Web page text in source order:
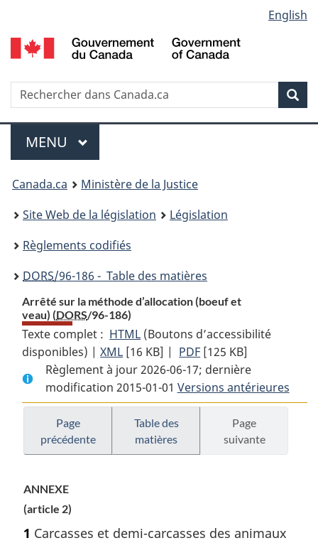
au
contenu
propos
de
la
HTML
simplifiée
selection
English
Recherche
Menu
MENU PRINCIPAL
You
are
here:
Canada.ca
Ministère de la Justice
Site Web de la législation
Législation
Règlements codifiés
DORS/96-186 - Table des matières
Arrêté sur la méthode d’allocation (boeuf et
veau) (DORS/96-186)
Texte complet : HTML Texte
complet
:
Arrêté
sur
la
méthode
d’allocation
(Boutons d’accessibilité
disponibles) |XML Texte
complet
:
Arrêté
sur
méthode
veau)
[16 KB] | PDF Texte
complet
:
Arrêté
veau)
[125 KB]
Règlement à jour 2026-06-17; dernière
modification 2015-01-01 Versions antérieures
Page
précédente
Table des
matières
Page
suivante
ANNEXE
(article 2)
1 Carcasses et demi-carcasses des animaux